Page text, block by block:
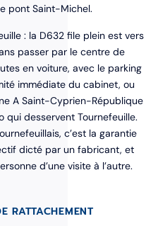
pont Saint-Michel.
: la D632 file plein est vers
passer par le centre de
en voiture, avec le parking
immédiate du cabinet, ou
A Saint-Cyprien-République
qui desservent Tournefeuille.
c’est la garantie
dicté par un fabricant, et
d’une visite à l’autre.
RATTACHEMENT